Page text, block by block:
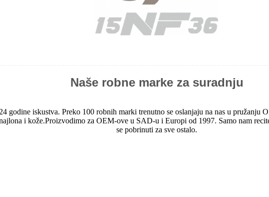
Naše robne marke za suradnju
iskustva. Preko 100 robnih marki trenutno se oslanjaju na nas u pružanju
i kože.Proizvodimo za OEM-ove u SAD-u i Europi od 1997. Samo nam
se pobrinuti za sve ostalo.